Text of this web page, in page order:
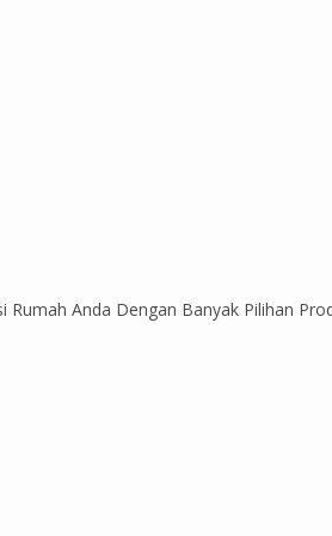
Rumah Anda Dengan Banyak Pilihan